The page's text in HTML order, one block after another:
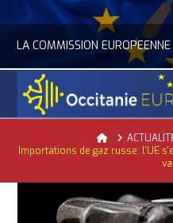
ACTUALITÉ DE L'UNION EUROPÉENNE, ACTUALITÉ DE LA
Home
Importations de gaz russe: l'UE